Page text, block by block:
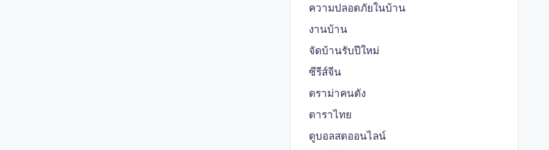
ความปลอดภัยในบ้าน
งานบ้าน
จัดบ้านรับปีใหม่
ซีรีส์จีน
ดราม่าคนดัง
ดาราไทย
ดูบอลสดออนไลน์